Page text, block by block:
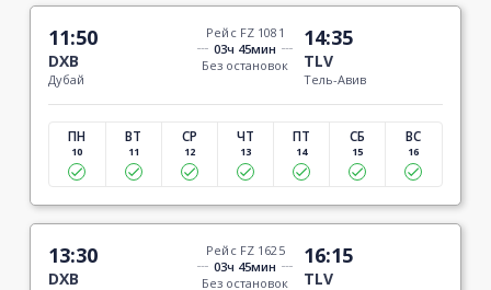
11:50
DXB
Дубай
Рейс FZ 1081
03ч 45мин
Без остановок
14:35
TLV
Тель-Авив
ПН
10
ВТ
11
СР
12
ЧТ
13
ПТ
14
СБ
15
ВС
16
13:30
DXB
Рейс FZ 1625
03ч 45мин
Без остановок
16:15
TLV